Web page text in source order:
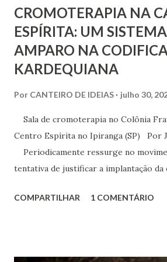
CROMOTERAPIA NA
ESPÍRITA: UM
AMPARO NA
KARDEQUIANA
Por CANTEIRO DE IDEIAS julho 30,
Sala de cromoterapia no Colônia
Centro Espírita no Ipiranga (SP)
Periodicamente ressurge no
tentativa de justificar a implantação da
Joanna de Ângelis, especialmente na
COMPARTILHAR 1 COMENTÁRIO